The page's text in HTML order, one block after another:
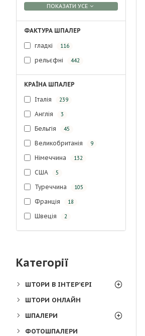
ПОКАЗАТИ УСЕ
ФАКТУРА ШПАЛЕР
гладкі 116
рельєфні 442
КРАЇНА ШПАЛЕР
Італія 239
Англія 3
Бельгія 45
Великобританія 9
Німеччина 132
США 5
Туреччина 105
Франція 18
Швеція 2
Категорії
ШТОРИ В ІНТЕР’ЄРІ
ШТОРИ ОНЛАЙН
ШПАЛЕРИ
ФОТОШПАЛЕРИ